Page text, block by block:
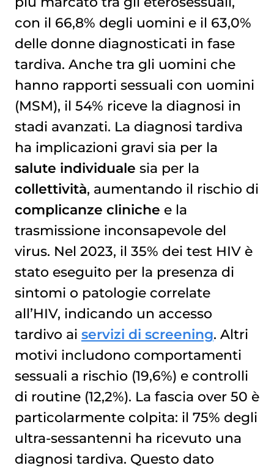
con il 66,8% degli uomini e il 63,0%
delle donne diagnosticati in fase
tardiva. Anche tra gli uomini che
hanno rapporti sessuali con uomini
(MSM), il 54% riceve la diagnosi in
stadi avanzati. La diagnosi tardiva
ha implicazioni gravi sia per la
salute individuale sia per la
collettività, aumentando il rischio di
complicanze cliniche e la
trasmissione inconsapevole del
virus. Nel 2023, il 35% dei test HIV è
stato eseguito per la presenza di
sintomi o patologie correlate
all’HIV, indicando un accesso
tardivo ai servizi di screening. Altri
motivi includono comportamenti
sessuali a rischio (19,6%) e controlli
di routine (12,2%). La fascia over 50 è
particolarmente colpita: il 75% degli
ultra-sessantenni ha ricevuto una
diagnosi tardiva. Questo dato